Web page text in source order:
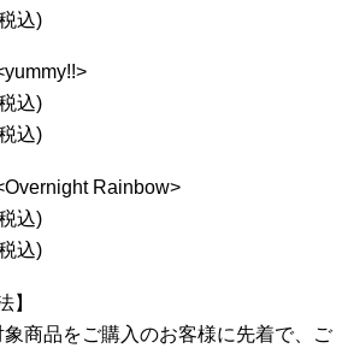
込)
込)
込)
Rainbow>
込)
込)
】
商品をご購入のお客様に先着で、ご